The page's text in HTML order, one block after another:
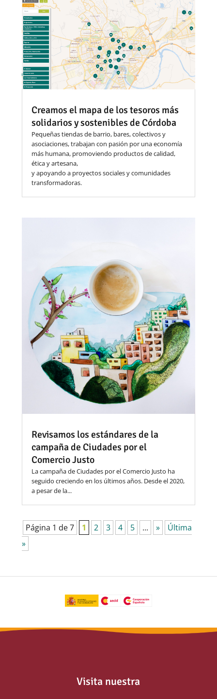
Creamos el mapa de los tesoros más
solidarios y sostenibles de Córdoba
Pequeñas tiendas de barrio, bares, colectivos y
asociaciones, trabajan con pasión por una economía
más humana, promoviendo productos de calidad,
ética y artesana,
y apoyando a proyectos sociales y comunidades
transformadoras.
Revisamos los estándares de la
campaña de Ciudades por el
Comercio Justo
La campaña de Ciudades por el Comercio Justo ha
seguido creciendo en los últimos años. Desde el 2020,
a pesar de la...
Página 1 de 7 1 2 3 4 5 ... »
Última
»
Visita nuestra